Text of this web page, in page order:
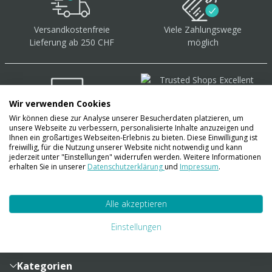
Versandkostenfreie
Lieferung ab 250 CHF
Viele Zahlungswege
möglich
Über 40.000 Artikel auf
Lager
Sendungsverfolgung
Zahlung und Versand
Lieferinformationen
Kategorien
Wir verwenden Cookies
Wir können diese zur Analyse unserer Besucherdaten platzieren, um
unsere Webseite zu verbessern, personalisierte Inhalte anzuzeigen und
Ihnen ein großartiges Webseiten-Erlebnis zu bieten. Diese Einwilligung ist
freiwillig, für die Nutzung unserer Website nicht notwendig und kann
jederzeit unter "Einstellungen" widerrufen werden. Weitere Informationen
erhalten Sie in unserer Datenschutzerklärungund Impressum.
Alle akzeptieren
Einstellungen